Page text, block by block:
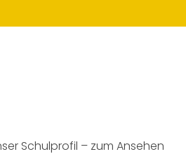
Schulprofil – zum Ansehen